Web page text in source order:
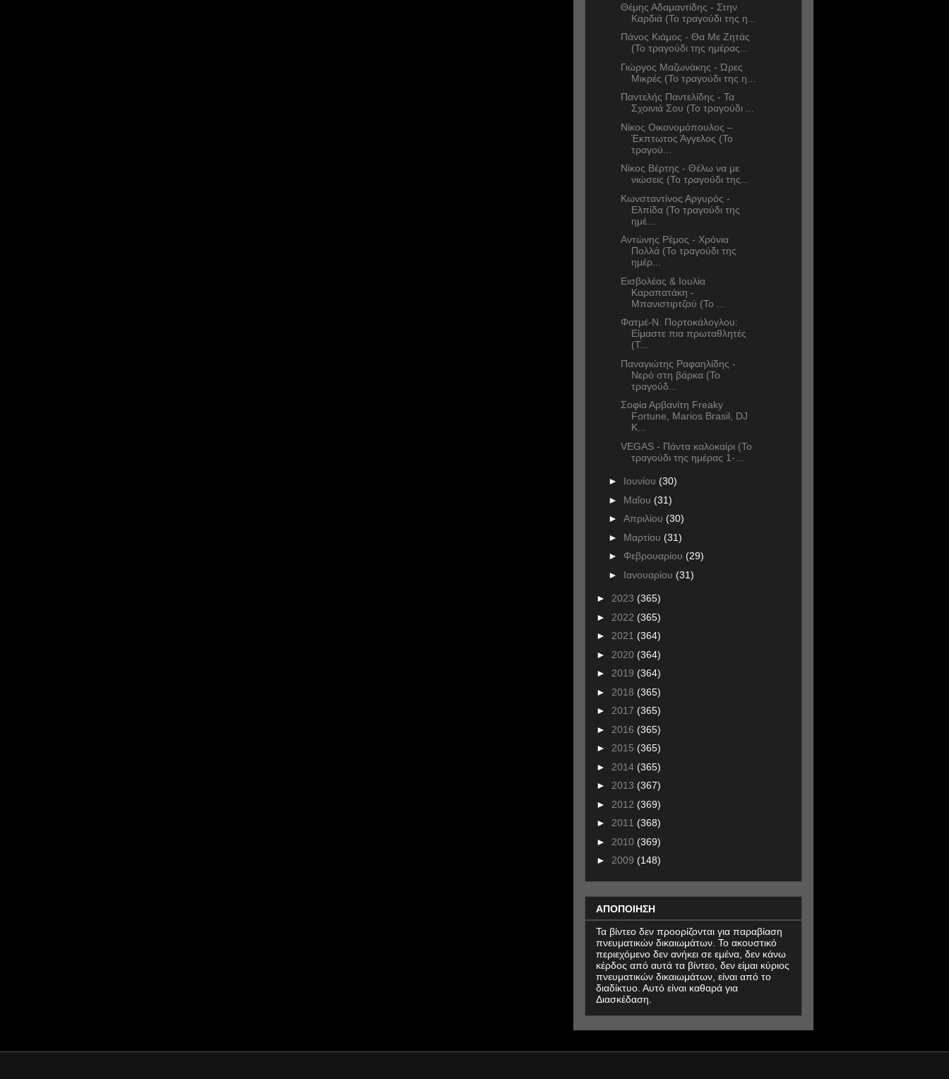
Θέμης Αδαμαντίδης - Στην
Καρδιά (Το τραγούδι της η...
Πάνος Κιάμος - Θα Με Ζητάς
(Το τραγούδι της ημέρας...
Γιώργος Μαζωνάκης - Ώρες
Μικρές (Το τραγούδι της η...
Παντελής Παντελίδης - Τα
Σχοινιά Σου (Το τραγούδι ...
Νίκος Οικονομόπουλος –
Έκπτωτος Άγγελος (Το
τραγού...
Νίκος Βέρτης - Θέλω να με
νιώσεις (Το τραγούδι της...
Κωνσταντίνος Αργυρός -
Ελπίδα (Το τραγούδι της
ημέ...
Αντώνης Ρέμος - Χρόνια
Πολλά (Το τραγούδι της
ημέρ...
Εισβολέας & Ιουλία
Καραπατάκη -
Μπανιστιρτζού (Το ...
Φατμέ-Ν. Πορτοκάλογλου:
Είμαστε πια πρωταθλητές
(Τ...
Παναγιώτης Ραφαηλίδης -
Νερό στη βάρκα (Το
τραγούδ...
Σοφία Αρβανίτη Freaky
Fortune, Marios Brasil, DJ
K...
VEGAS - Πάντα καλοκαίρι (Το
τραγούδι της ημέρας 1-...
► Ιουνίου (30)
► Μαΐου (31)
► Απριλίου (30)
► Μαρτίου (31)
► Φεβρουαρίου (29)
► Ιανουαρίου (31)
► 2023 (365)
► 2022 (365)
► 2021 (364)
► 2020 (364)
► 2019 (364)
► 2018 (365)
► 2017 (365)
► 2016 (365)
► 2015 (365)
► 2014 (365)
► 2013 (367)
► 2012 (369)
► 2011 (368)
► 2010 (369)
► 2009 (148)
ΑΠΟΠΟΙΗΣΗ
Τα βίντεο δεν προορίζονται για παραβίαση
πνευματικών δικαιωμάτων. Το ακουστικό
περιεχόμενο δεν ανήκει σε εμένα, δεν κάνω
κέρδος από αυτά τα βίντεο, δεν είμαι κύριος
πνευματικών δικαιωμάτων, είναι από το
διαδίκτυο. Αυτό είναι καθαρά για
Διασκέδαση.